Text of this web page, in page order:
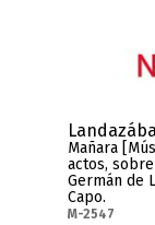
Mañara
actos,
Germán de
Capo.
M-2547